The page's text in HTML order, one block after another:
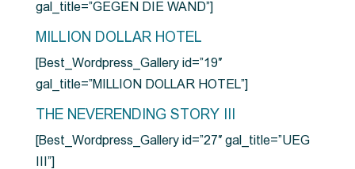
gal_title=”GEGEN DIE WAND”]
MILLION DOLLAR HOTEL
[Best_Wordpress_Gallery id=”19″
gal_title=”MILLION DOLLAR HOTEL”]
THE NEVERENDING STORY III
[Best_Wordpress_Gallery id=”27″ gal_title=”UEG
III”]